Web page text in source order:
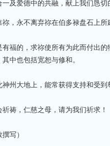
及爱德中的共融，献上我们恳切
，永不离弃祢在伯多禄盘石上所
福的，求祢使所有为此而付出
中也包括宽恕与修和。
州大地上，能常获得支持和受到
祷，仁慈之母，请为我们祈求！
写）